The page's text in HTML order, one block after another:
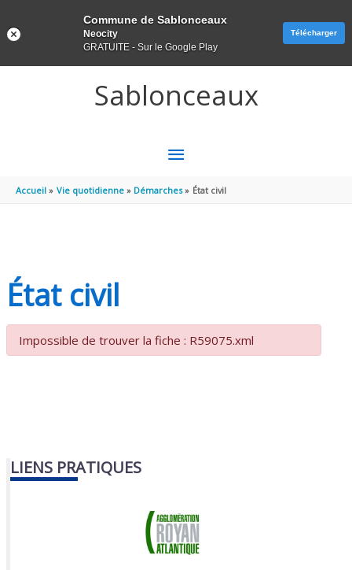
Sablonceaux
MENU
PRINCIPAL
Accueil Vie quotidienne Démarches État civil
État civil
Impossible de trouver la fiche : R59075.xml
LIENS PRATIQUES
Commune de Sablonceaux
Neocity
GRATUITE - Sur le Google Play
Télécharger